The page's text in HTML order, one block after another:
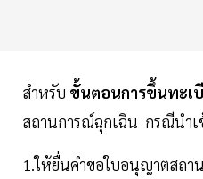
สำหรับ ขั้นตอนการขึ้นทะ
สถานการณ์ฉุกเฉิน กรณีนำเ
1.ให้ยื่นคำขอใบอนุญาตสถา